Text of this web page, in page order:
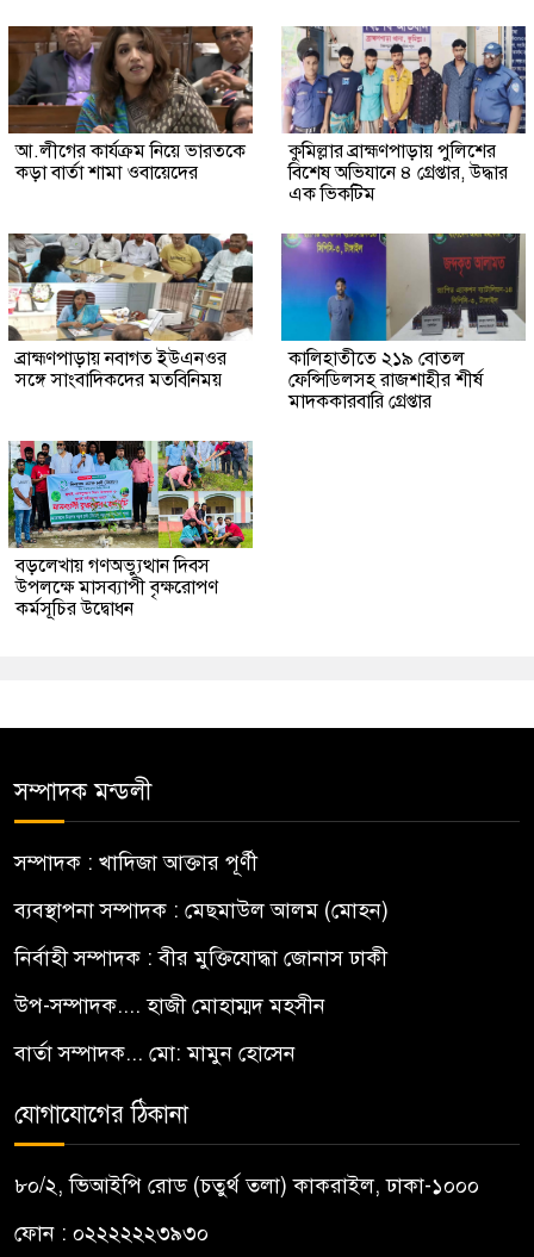
আ.লীগের কার্যক্রম নিয়ে ভারতকে
কড়া বার্তা শামা ওবায়েদের
কুমিল্লার ব্রাহ্মণপাড়ায় পুলিশের
বিশেষ অভিযানে ৪ গ্রেপ্তার, উদ্ধার
এক ভিকটিম
ব্রাহ্মণপাড়ায় নবাগত ইউএনওর
সঙ্গে সাংবাদিকদের মতবিনিময়
কালিহাতীতে ২১৯ বোতল
ফেন্সিডিলসহ রাজশাহীর শীর্ষ
মাদককারবারি গ্রেপ্তার
বড়লেখায় গণঅভ্যুত্থান দিবস
উপলক্ষে মাসব্যাপী বৃক্ষরোপণ
কর্মসূচির উদ্বোধন
সম্পাদক মন্ডলী
সম্পাদক : খাদিজা আক্তার পূর্ণী
ব্যবস্থাপনা সম্পাদক : মেছমাউল আলম (মোহন)
নির্বাহী সম্পাদক : বীর মুক্তিযোদ্ধা জোনাস ঢাকী
উপ-সম্পাদক.... হাজী মোহাম্মদ মহসীন
বার্তা সম্পাদক... মো: মামুন হোসেন
যোগাযোগের ঠিকানা
৮০/২, ভিআইপি রোড (চতুর্থ তলা) কাকরাইল, ঢাকা-১০০০
ফোন : ০২২২২২২৩৯৩০